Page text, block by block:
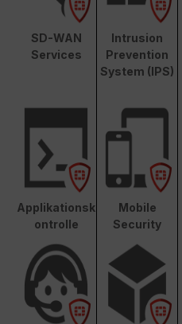
SD-WAN
Services
Intrusion
Prevention
System (IPS)
Applikationsk
ontrolle
Mobile
Security